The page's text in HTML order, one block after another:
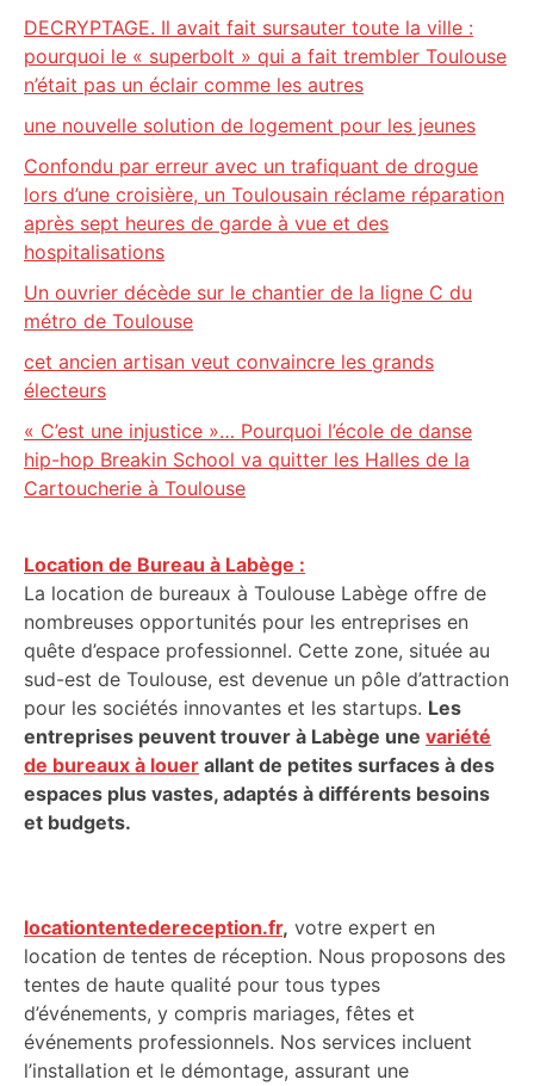
DECRYPTAGE. Il avait fait sursauter toute la ville :
pourquoi le « superbolt » qui a fait trembler Toulouse
n’était pas un éclair comme les autres
une nouvelle solution de logement pour les jeunes
Confondu par erreur avec un trafiquant de drogue
lors d’une croisière, un Toulousain réclame réparation
après sept heures de garde à vue et des
hospitalisations
Un ouvrier décède sur le chantier de la ligne C du
métro de Toulouse
cet ancien artisan veut convaincre les grands
électeurs
« C’est une injustice »… Pourquoi l’école de danse
hip-hop Breakin School va quitter les Halles de la
Cartoucherie à Toulouse
Location de Bureau à Labège :
La location de bureaux à Toulouse Labège offre de
nombreuses opportunités pour les entreprises en
quête d’espace professionnel. Cette zone, située au
sud-est de Toulouse, est devenue un pôle d’attraction
pour les sociétés innovantes et les startups. Les
entreprises peuvent trouver à Labège une variété
de bureaux à louer allant de petites surfaces à des
espaces plus vastes, adaptés à différents besoins
et budgets.
locationtentedereception.fr, votre expert en
location de tentes de réception. Nous proposons des
tentes de haute qualité pour tous types
d’événements, y compris mariages, fêtes et
événements professionnels. Nos services incluent
l’installation et le démontage, assurant une